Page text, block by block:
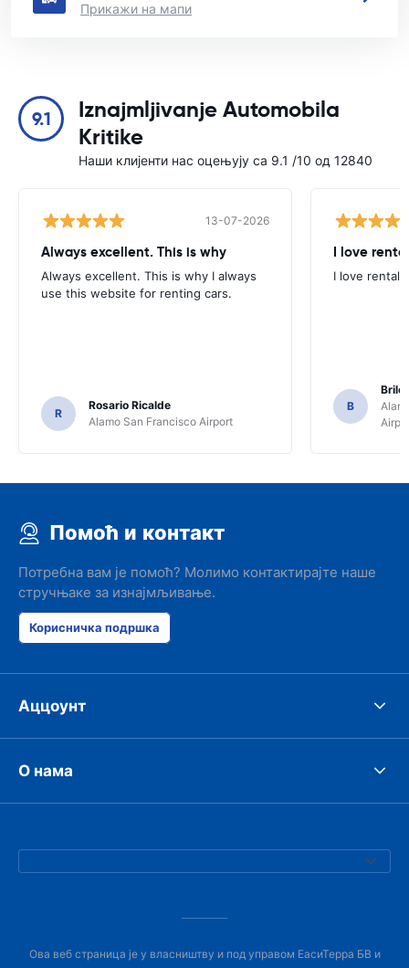
Прикажи на мапи
9.1
Iznajmljivanje Automobila
Kritike
Наши клијенти нас оцењују са 9.1 /10 од 12840
13-07-2026
Always excellent. This is why
Always excellent. This is why I always
use this website for renting cars.
R
Rosario Ricalde
Alamo San Francisco Airport
I love
I love rental
B
Помоћ и контакт
Потребна вам је помоћ? Молимо контактирајте наше
стручњаке за изнајмљивање.
Корисничка подршка
Аццоунт
О нама
Ова веб страница је у власништву и под управом ЕасиТерра БВ и